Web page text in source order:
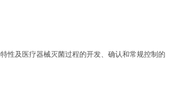
性及医疗器械灭菌过程的开发、确认和常规控制的